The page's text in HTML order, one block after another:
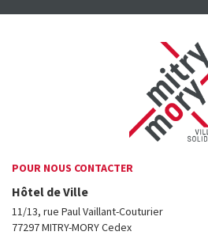
POUR NOUS CONTACTER
Hôtel de Ville
11/13, rue Paul Vaillant-Couturier
77297 MITRY-MORY Cedex